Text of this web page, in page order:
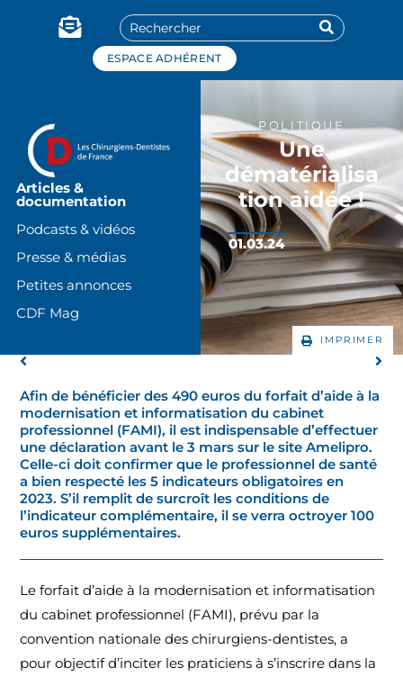
ESPACE ADHÉRENT
Articles &
documentation
Podcasts & vidéos
Presse & médias
Petites annonces
CDF Mag
POLITIQUE
Une
dématérialisa
tion aidée !
IMPRIMER
01.03.24
Afin de bénéficier des 490 euros du forfait d’aide à la
modernisation et informatisation du cabinet
professionnel (FAMI), il est indispensable d’effectuer
une déclaration avant le 3 mars sur le site Amelipro.
Celle-ci doit confirmer que le professionnel de santé
a bien respecté les 5 indicateurs obligatoires en
2023. S’il remplit de surcroît les conditions de
l’indicateur complémentaire, il se verra octroyer 100
euros supplémentaires.
Le forfait d’aide à la modernisation et informatisation
du cabinet professionnel (FAMI), prévu par la
convention nationale des chirurgiens-dentistes, a
pour objectif d’inciter les praticiens à s’inscrire dans la
Panneau de gestion des cookies